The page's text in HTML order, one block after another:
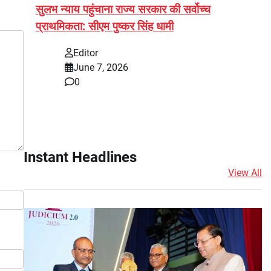
सुलभ न्याय पहुंचाना राज्य सरकार की सर्वोच्च
प्राथमिकता: सीएम पुष्कर सिंह धामी
Editor
June 7, 2026
0
Instant Headlines
View All